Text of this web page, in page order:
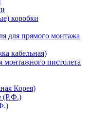
коробки
для прямого монтажа
кабельная)
пистолета
Корея)
(Р.Ф.)